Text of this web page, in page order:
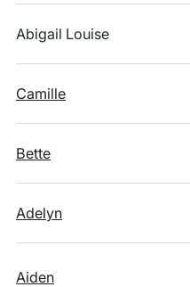
Abigail Louise
Camille
Bette
Adelyn
Aiden